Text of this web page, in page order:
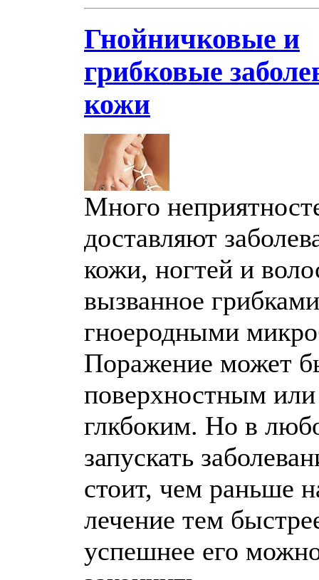
Гнойничковые и
грибковые
кожи
Много
доставляют
кожи, ногтей и
вызванное
гноеродными
Поражение может
поверхностным или
глкбоким. Но в
запускать
стоит, чем раньше
лечение тем
успешнее его